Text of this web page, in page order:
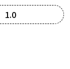
1.0